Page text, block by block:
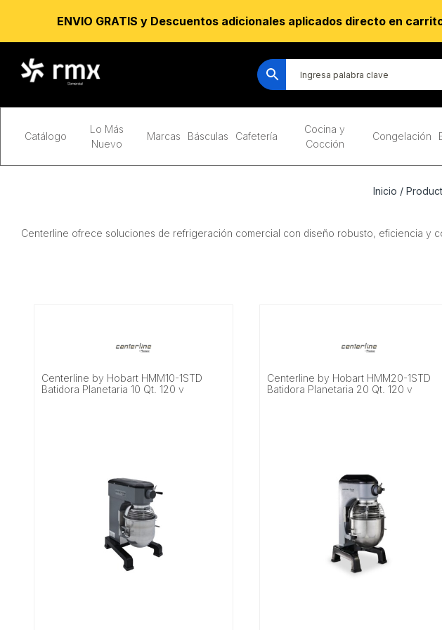
Catálogo
Lo Más
Nuevo
Marcas Básculas Cafetería
Cocina y
Cocción
Congelación
Inicio /
Centerline ofrece soluciones de refrigeración comercial con diseño robusto, eficiencia y
Centerline by Hobart HMM10-1STD
Batidora Planetaria 10 Qt. 120 v
Centerline by Hobart HMM20-1STD
Batidora Planetaria 20 Qt. 120 v
ENVIO GRATIS y Descuentos adicionales aplicados directo en